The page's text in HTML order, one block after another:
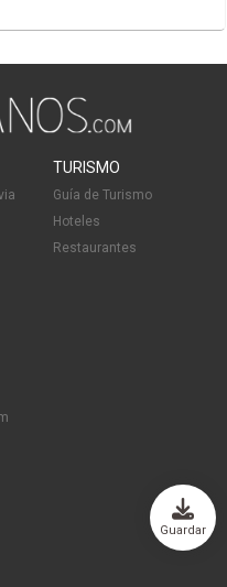
Guardar
TURISMO
Guía de Turismo
Hoteles
Restaurantes